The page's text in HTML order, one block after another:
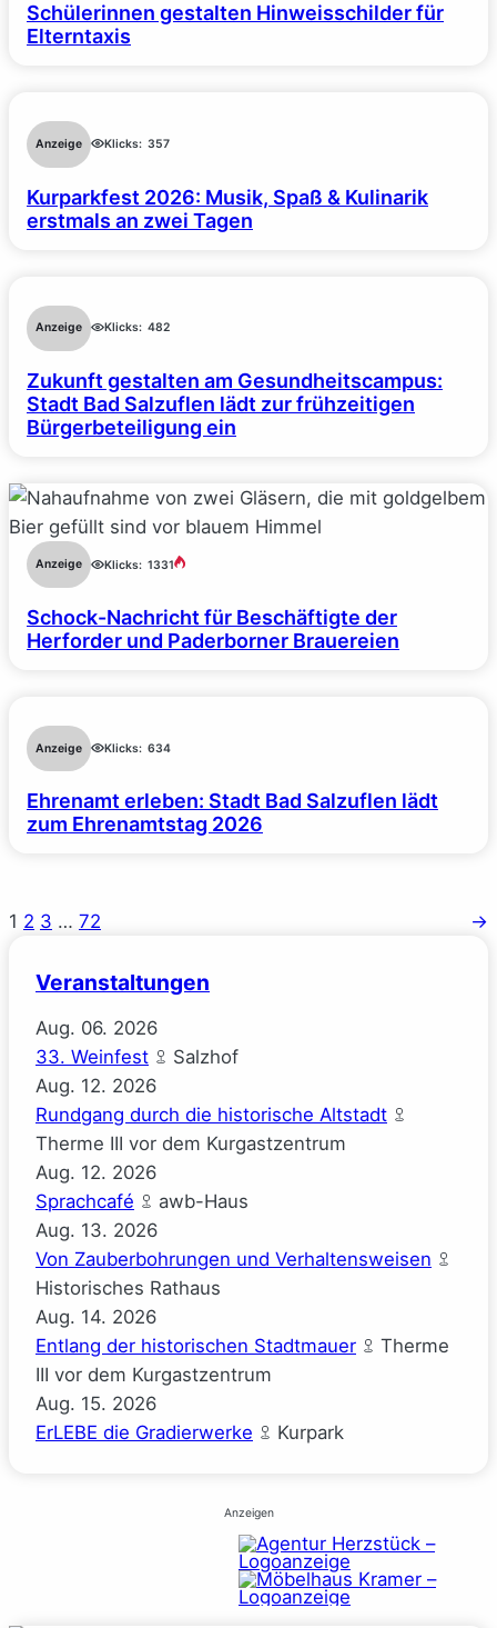
Schülerinnen gestalten Hinweisschilder für
Elterntaxis
Anzeige Klicks: 357
Kurparkfest 2026: Musik, Spaß & Kulinarik
erstmals an zwei Tagen
Anzeige Klicks: 482
Zukunft gestalten am Gesundheitscampus:
Stadt Bad Salzuflen lädt zur frühzeitigen
Bürgerbeteiligung ein
Anzeige Klicks: 1331
Schock-Nachricht für Beschäftigte der
Herforder und Paderborner Brauereien
Anzeige Klicks: 634
Ehrenamt erleben: Stadt Bad Salzuflen lädt
zum Ehrenamtstag 2026
1 2 3 … 72 →
Veranstaltungen
Aug. 06. 2026
33. Weinfest
Salzhof
Aug. 12. 2026
Rundgang durch die historische Altstadt
Therme III vor dem Kurgastzentrum
Aug. 12. 2026
Sprachcafé
awb-Haus
Aug. 13. 2026
Von Zauberbohrungen und Verhaltensweisen
Historisches Rathaus
Aug. 14. 2026
Entlang der historischen Stadtmauer
Therme
III vor dem Kurgastzentrum
Aug. 15. 2026
ErLEBE die Gradierwerke
Kurpark
Anzeigen